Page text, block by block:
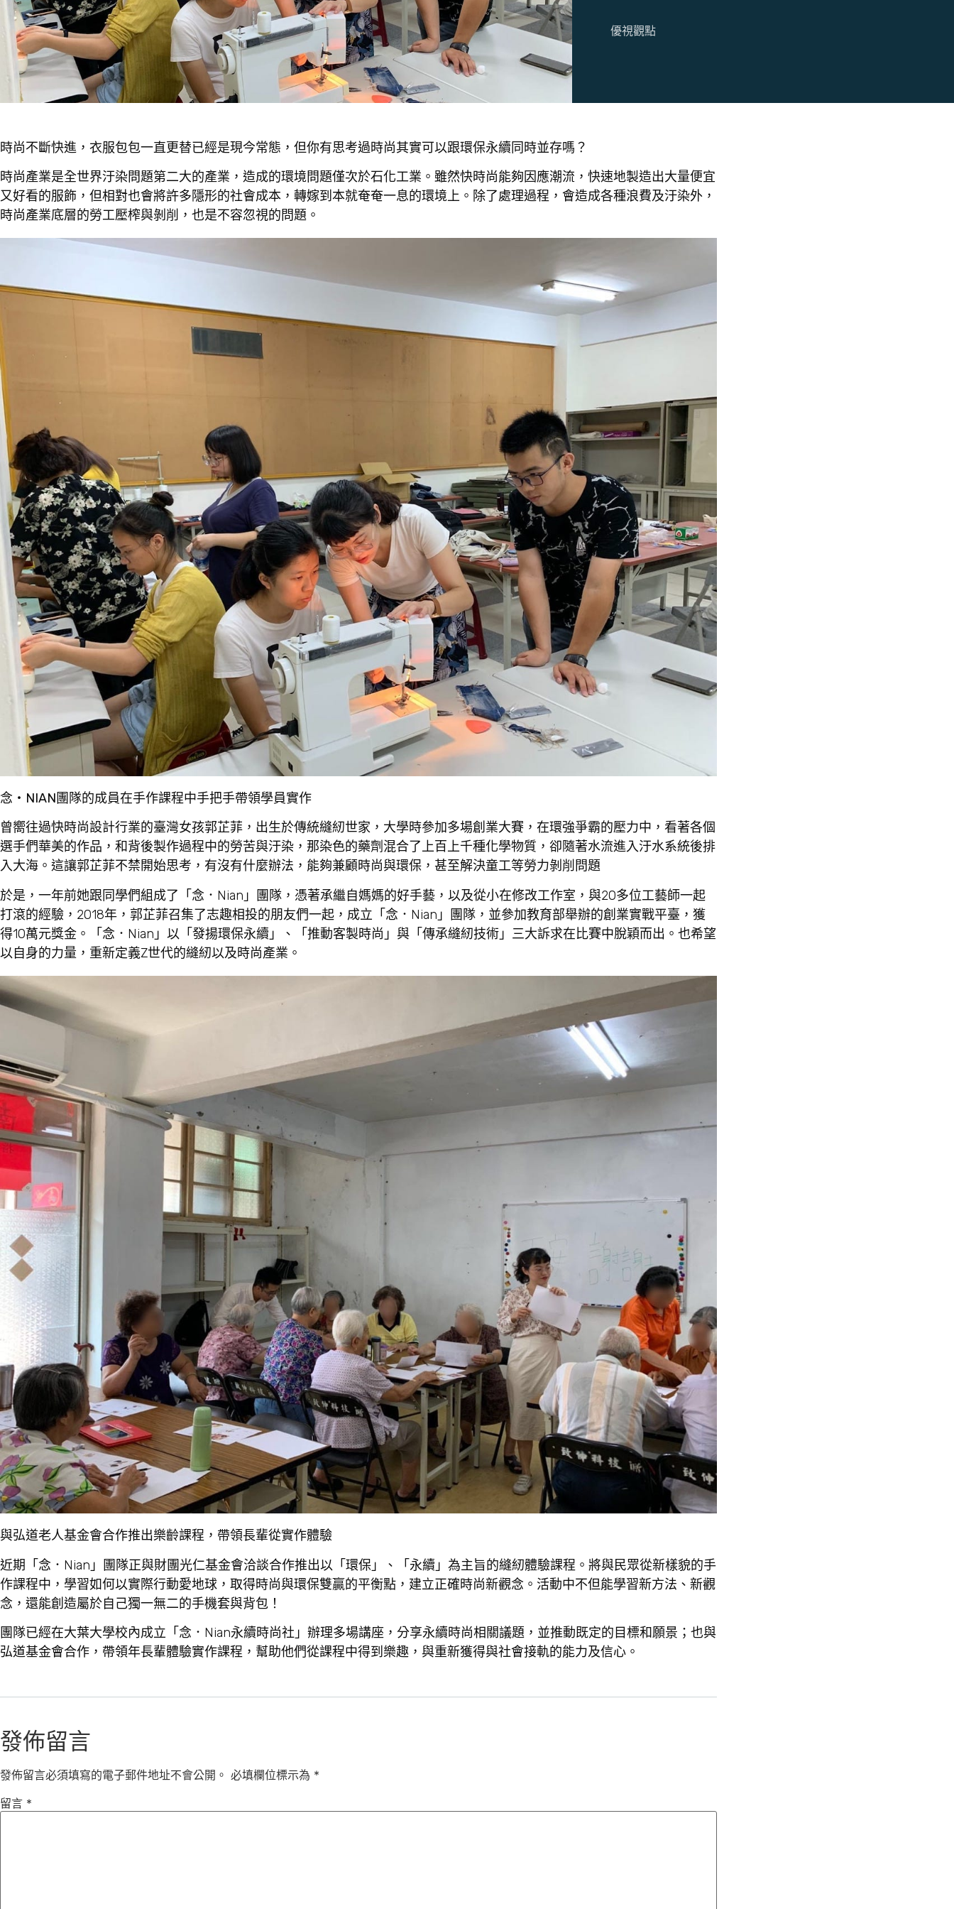
優視觀點
時尚不斷快進，衣服包包一直更替已經是現今常態，但你有思考過時尚其實可以跟環保永續同時並存嗎？
時尚產業是全世界汙染問題第二大的產業，造成的環境問題僅次於石化工業。雖然快時尚能夠因應潮流，快速地製造出大量便宜
又好看的服飾，但相對也會將許多隱形的社會成本，轉嫁到本就奄奄一息的環境上。除了處理過程，會造成各種浪費及汙染外，
時尚產業底層的勞工壓榨與剝削，也是不容忽視的問題。
念‧NIAN團隊的成員在手作課程中手把手帶領學員實作
曾嚮往過快時尚設計行業的臺灣女孩郭芷菲，出生於傳統縫紉世家，大學時參加多場創業大賽，在環強爭霸的壓力中，看著各個
選手們華美的作品，和背後製作過程中的勞苦與汙染，那染色的藥劑混合了上百上千種化學物質，卻隨著水流進入汙水系統後排
入大海。這讓郭芷菲不禁開始思考，有沒有什麼辦法，能夠兼顧時尚與環保，甚至解決童工等勞力剝削問題
於是，一年前她跟同學們組成了「念．Nian」團隊，憑著承繼自媽媽的好手藝，以及從小在修改工作室，與20多位工藝師一起
打滾的經驗，2018年，郭芷菲召集了志趣相投的朋友們一起，成立「念．Nian」團隊，並參加教育部舉辦的創業實戰平臺，獲
得10萬元獎金。「念．Nian」以「發揚環保永續」、「推動客製時尚」與「傳承縫紉技術」三大訴求在比賽中脫穎而出。也希望
以自身的力量，重新定義Z世代的縫紉以及時尚產業。
與弘道老人基金會合作推出樂齡課程，帶領長輩從實作體驗
近期「念．Nian」團隊正與財團光仁基金會洽談合作推出以「環保」、「永續」為主旨的縫紉體驗課程。將與民眾從新樣貌的手
作課程中，學習如何以實際行動愛地球，取得時尚與環保雙贏的平衡點，建立正確時尚新觀念。活動中不但能學習新方法、新觀
念，還能創造屬於自己獨一無二的手機套與背包！
團隊已經在大葉大學校內成立「念．Nian永續時尚社」辦理多場講座，分享永續時尚相關議題，並推動既定的目標和願景；也與
弘道基金會合作，帶領年長輩體驗實作課程，幫助他們從課程中得到樂趣，與重新獲得與社會接軌的能力及信心。
發佈留言
發佈留言必須填寫的電子郵件地址不會公開。 必填欄位標示為 *
留言 *